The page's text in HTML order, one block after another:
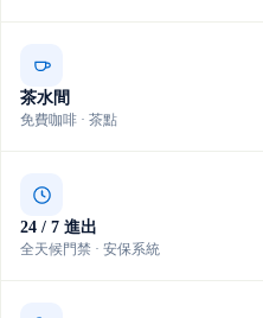
茶水間
免費咖啡 · 茶點
24 / 7 進出
全天候門禁 · 安保系統